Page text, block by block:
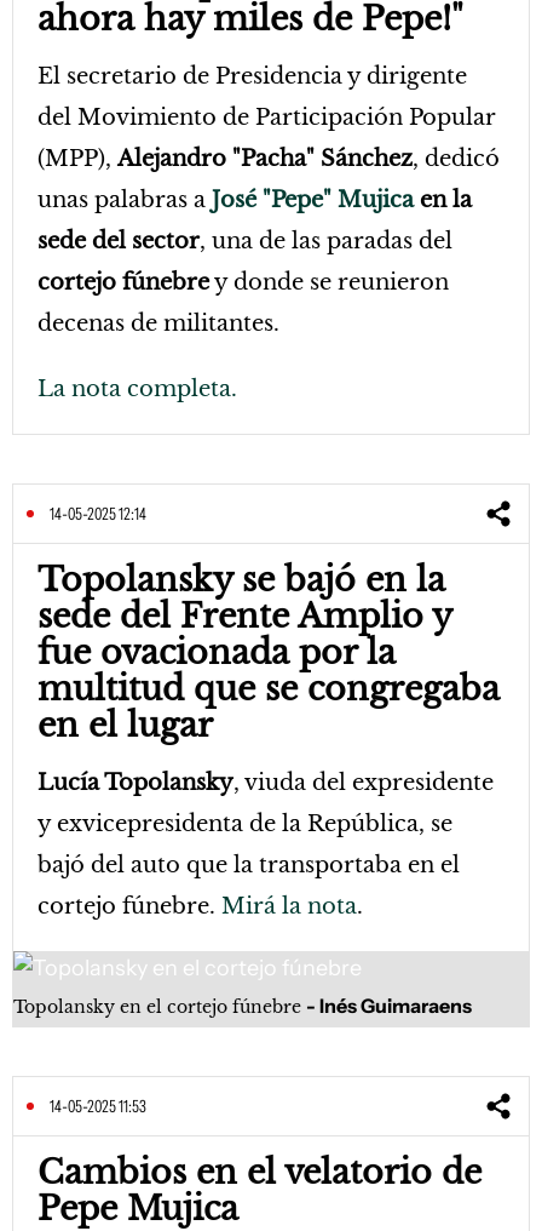
ahora hay miles de Pepe!"
El secretario de Presidencia y dirigente
del Movimiento de Participación Popular
(MPP),Alejandro "Pacha" Sánchez, dedicó
unas palabras a José "Pepe" Mujicaen la
sede del sector, una de las paradas del
cortejo fúnebrey donde se reunieron
decenas de militantes.
La nota completa.
14-05-2025 12:14
Topolansky se bajó en la
sede del Frente Amplio y
fue ovacionada por la
multitud que se congregaba
en el lugar
Lucía Topolansky, viuda del expresidente
y exvicepresidenta de la República, se
bajó del auto que la transportaba en el
cortejo fúnebre. Mirá la nota.
Topolansky en el cortejo fúnebre Inés Guimaraens
14-05-2025 11:53
Cambios en el velatorio de
Pepe Mujica